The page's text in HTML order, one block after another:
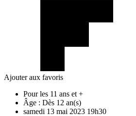
Ajouter aux favoris
Pour les 11 ans et +
Âge : Dès 12 an(s)
samedi 13 mai 2023 19h30